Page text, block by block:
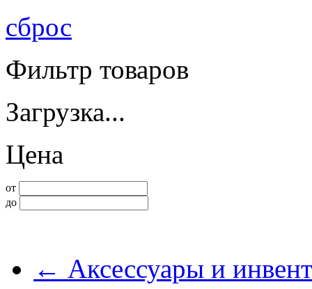
сброс
Фильтр товаров
Загрузка...
Цена
от
до
← Аксессуары и